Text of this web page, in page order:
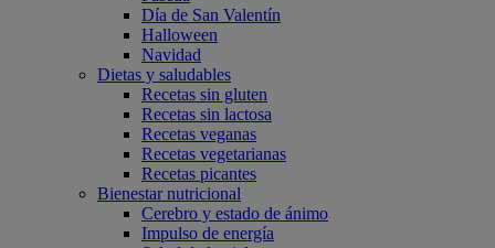
Día de San Valentín
Halloween
Navidad
Dietas y saludables
Recetas sin gluten
Recetas sin lactosa
Recetas veganas
Recetas vegetarianas
Recetas picantes
Bienestar nutricional
Cerebro y estado de ánimo
Impulso de energía